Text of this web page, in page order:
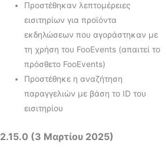
Προστέθηκαν λεπτομέρειες
εισιτηρίων για προϊόντα
εκδηλώσεων που αγοράστηκαν με
τη χρήση του FooEvents (απαιτεί το
πρόσθετο FooEvents)
Προστέθηκε η αναζήτηση
παραγγελιών με βάση το ID του
εισιτηρίου
2.15.0 (3 Μαρτίου 2025)